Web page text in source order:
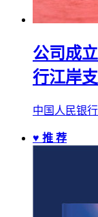
公司成
行江岸
中国人民银
♥ 推 荐